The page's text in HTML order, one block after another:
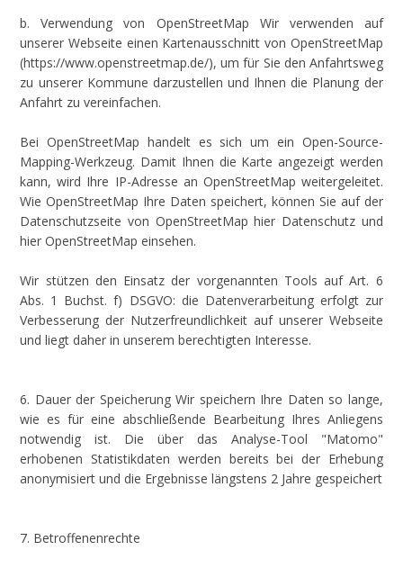
b. Verwendung von OpenStreetMap Wir verwenden auf
unserer Webseite einen Kartenausschnitt von OpenStreetMap
(https://www.openstreetmap.de/), um für Sie den Anfahrtsweg
zu unserer Kommune darzustellen und Ihnen die Planung der
Anfahrt zu vereinfachen.
Bei OpenStreetMap handelt es sich um ein Open-Source-
Mapping-Werkzeug. Damit Ihnen die Karte angezeigt werden
kann, wird Ihre IP-Adresse an OpenStreetMap weitergeleitet.
Wie OpenStreetMap Ihre Daten speichert, können Sie auf der
Datenschutzseite von OpenStreetMap hier Datenschutz und
hier OpenStreetMap einsehen.
Wir stützen den Einsatz der vorgenannten Tools auf Art. 6
Abs. 1 Buchst. f) DSGVO: die Datenverarbeitung erfolgt zur
Verbesserung der Nutzerfreundlichkeit auf unserer Webseite
und liegt daher in unserem berechtigten Interesse.
6. Dauer der Speicherung Wir speichern Ihre Daten so lange,
wie es für eine abschließende Bearbeitung Ihres Anliegens
notwendig ist. Die über das Analyse-Tool "Matomo"
erhobenen Statistikdaten werden bereits bei der Erhebung
anonymisiert und die Ergebnisse längstens 2 Jahre gespeichert
7. Betroffenenrechte